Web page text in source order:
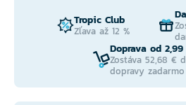
Tropic Club
Zľava až 12 %
Doprava od
Zostáva 52,68 €
dopravy zadarmo